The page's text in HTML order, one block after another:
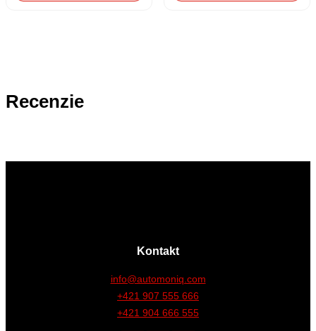
Recenzie
Kontakt
info@automoniq.com
+421 907 555 666
+421 904 666 555